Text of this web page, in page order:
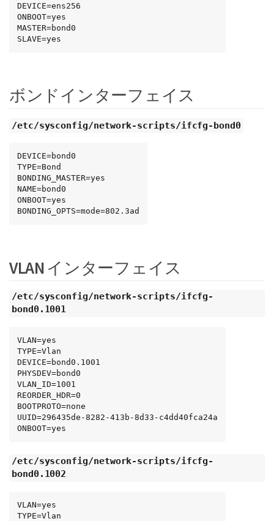
DEVICE=ens256
ONBOOT=yes
MASTER=bond0
SLAVE=yes
ボンドインターフェイス
/etc/sysconfig/network-scripts/ifcfg-bond0
DEVICE=bond0
TYPE=Bond
BONDING_MASTER=yes
NAME=bond0
ONBOOT=yes
BONDING_OPTS=mode=802.3ad
VLAN インターフェイス
/etc/sysconfig/network-scripts/ifcfg-
bond0.1001
VLAN=yes
TYPE=Vlan
DEVICE=bond0.1001
PHYSDEV=bond0
VLAN_ID=1001
REORDER_HDR=0
BOOTPROTO=none
UUID=296435de-8282-413b-8d33-c4dd40fca24a
ONBOOT=yes
/etc/sysconfig/network-scripts/ifcfg-
bond0.1002
VLAN=yes
TYPE=Vlan